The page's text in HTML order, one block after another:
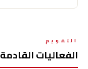
التقويم
الفعاليات القادمة